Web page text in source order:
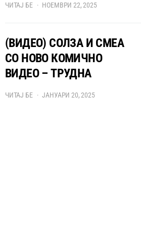
ЧИТАЈ БЕ НОЕМВРИ 22, 2025
(ВИДЕО) СОЛЗА И СМЕА
СО НОВО КОМИЧНО
ВИДЕО – ТРУДНА
ЧИТАЈ БЕ ЈАНУАРИ 20, 2025